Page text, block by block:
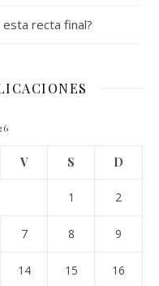
recta final?
V S D
1 2
7 8 9
14 15 16